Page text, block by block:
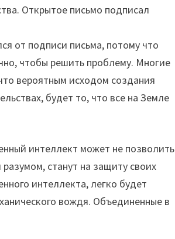
Открытое письмо подписал
от подписи письма, потому что
чтобы решить проблему. Многие
вероятным исходом создания
будет то, что все на Земле
интеллект может не позволить
станут на защиту своих
интеллекта, легко будет
вождя. Объединенные в